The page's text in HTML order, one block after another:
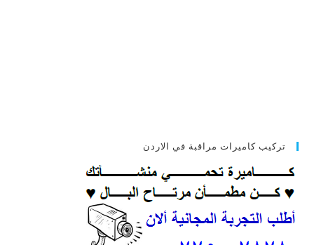
تركيب كاميرات مراقبة في الاردن